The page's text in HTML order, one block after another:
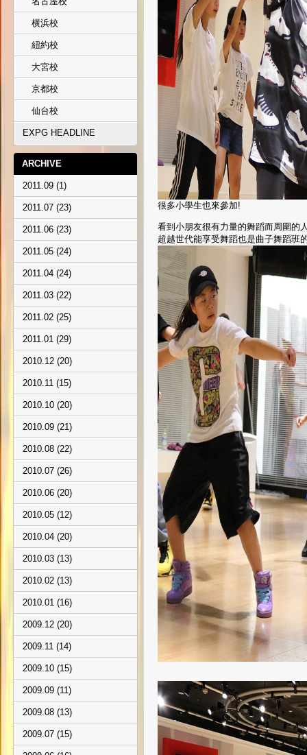
横浜校
紐約校
大宮校
京都校
仙台校
EXPG HEADLINE
ARCHIVE
2011.09 (1)
2011.07 (23)
2011.06 (23)
2011.05 (24)
2011.04 (24)
2011.03 (22)
2011.02 (25)
2011.01 (29)
2010.12 (20)
2010.11 (15)
2010.10 (20)
2010.09 (21)
2010.08 (22)
2010.07 (26)
2010.06 (20)
2010.05 (12)
2010.04 (20)
2010.03 (13)
2010.02 (13)
2010.01 (16)
2009.12 (20)
2009.11 (14)
2009.10 (15)
2009.09 (11)
2009.08 (13)
2009.07 (15)
很多小學生也來參加!
看到小朋友很有力量的舞蹈而周圍的
超越世代能享受舞蹈也是曲子舞蹈